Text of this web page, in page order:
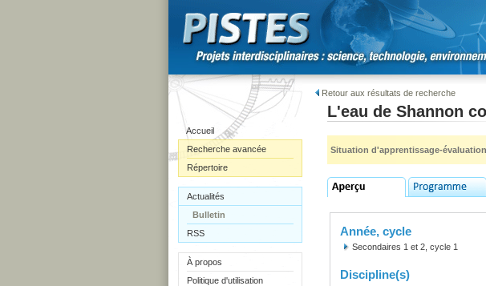
Accueil
Recherche avancée
Répertoire
Actualités
Bulletin
RSS
À propos
Politique d'utilisation
Retour aux résultats de recherche
L'eau de Shannon
Situation d'apprentissage-évaluation
Année, cycle
Secondaires 1 et 2, cycle 1
Discipline(s)